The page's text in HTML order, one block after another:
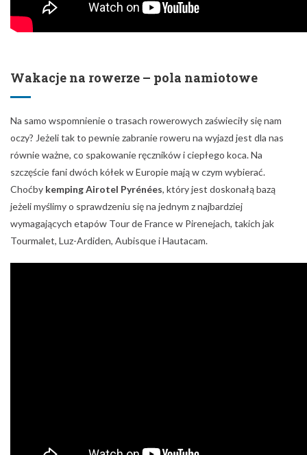
Wakacje na rowerze – pola namiotowe
Na samo wspomnienie o trasach rowerowych zaświeciły się nam
oczy? Jeżeli tak to pewnie zabranie roweru na wyjazd jest dla nas
równie ważne, co spakowanie ręczników i ciepłego koca. Na
szczęście fani dwóch kółek w Europie mają w czym wybierać.
Choćby kemping Airotel Pyrénées, który jest doskonałą bazą
jeżeli myślimy o sprawdzeniu się na jednym z najbardziej
wymagających etapów Tour de France w Pirenejach, takich jak
Tourmalet, Luz-Ardiden, Aubisque i Hautacam.